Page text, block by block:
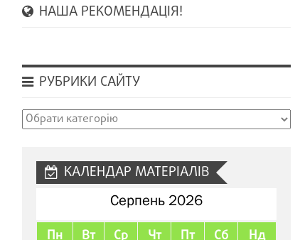
НАША РЕКОМЕНДАЦІЯ!
РУБРИКИ САЙТУ
Рубрики
КАЛЕНДАР МАТЕРІАЛІВ
Серпень 2026
Пн Вт Ср Чт Пт Сб Нд